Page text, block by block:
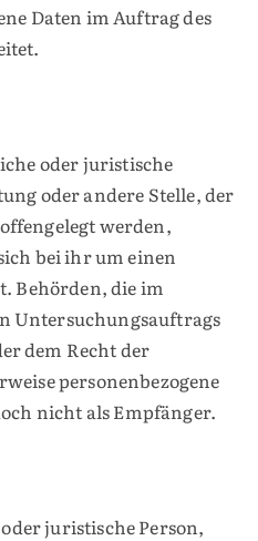
Daten im Auftrag des
oder juristische
oder andere Stelle, der
werden,
bei ihr um einen
Behörden, die im
Untersuchungsauftrags
dem Recht der
personenbezogene
nicht als Empfänger.
juristische Person,